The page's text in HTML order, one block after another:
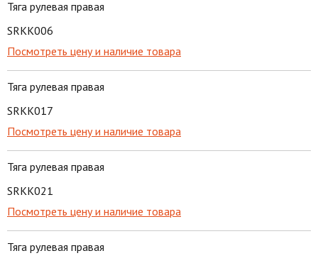
Тяга рулевая правая
SRKK006
Посмотреть цену и наличие товара
Тяга рулевая правая
SRKK017
Посмотреть цену и наличие товара
Тяга рулевая правая
SRKK021
Посмотреть цену и наличие товара
Тяга рулевая правая